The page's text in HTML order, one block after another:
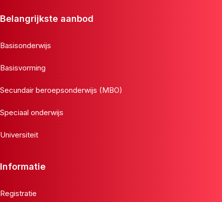
Belangrijkste aanbod
Basisonderwijs
Basisvorming
Secundair beroepsonderwijs (MBO)
Speciaal onderwijs
Universiteit
Informatie
Registratie